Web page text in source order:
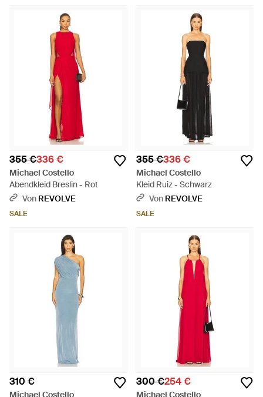
355 €336 €
Michael Costello
Abendkleid Breslin - Rot
Von REVOLVE
SALE
355 €336 €
Michael Costello
Kleid Ruiz - Schwarz
Von REVOLVE
SALE
310 €
Michael Costello
300 €254 €
Michael Costello